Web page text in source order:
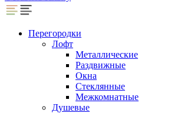
Перегородки
Лофт
Металлические
Раздвижные
Окна
Стеклянные
Межкомнатные
Душевые